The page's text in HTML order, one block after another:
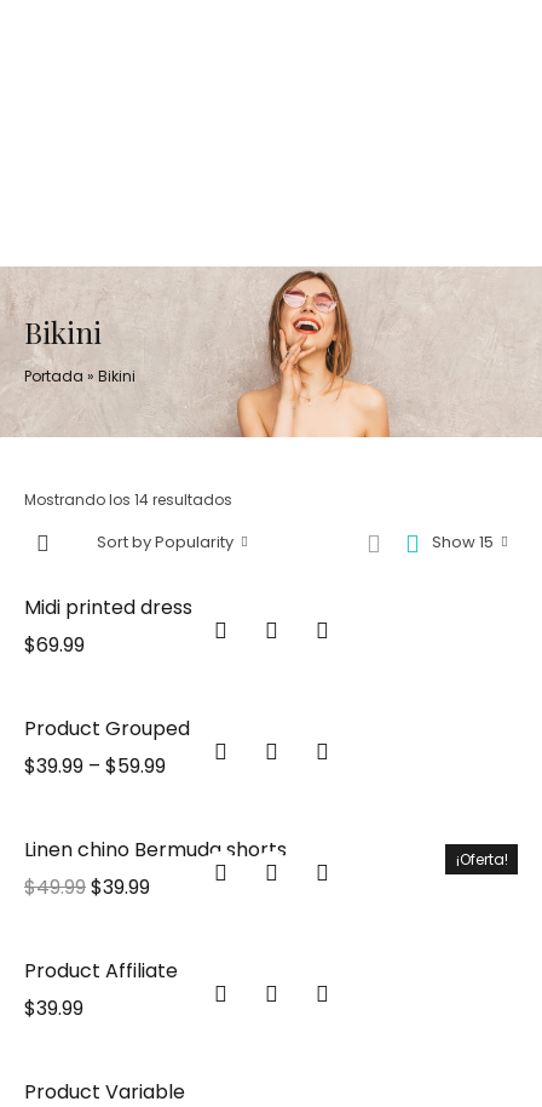
Bikini
Portada » Bikini
Mostrando los 14 resultados
Show 15
Sort by Popularity
Midi printed dress
$69.99
Product Grouped
$39.99 – $59.99
¡Oferta!
Linen chino Bermuda shorts
$49.99$39.99
Product Affiliate
$39.99
Product Variable